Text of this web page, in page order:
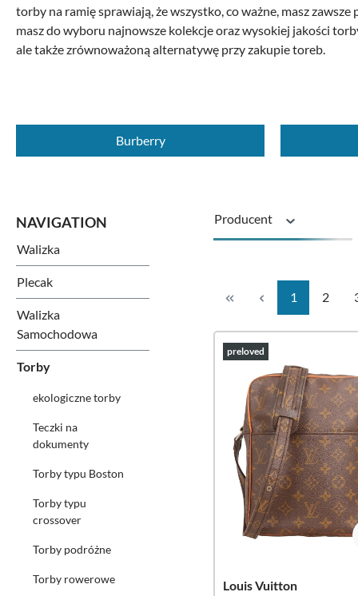
torby na ramię sprawiają, że wszystko, co ważne, masz zawsze
masz do wyboru najnowsze kolekcje oraz wysokiej jakości
ale także zrównoważoną alternatywę przy zakupie toreb.
Burberry
Walizka
Plecak
Walizka
Samochodowa
Torby
ekologiczne torby
Teczki na
dokumenty
Torby typu Boston
Torby typu
crossover
Torby podróżne
Torby rowerowe
Producent
Strona
1 Strona
2
preloved
Louis Vuitton